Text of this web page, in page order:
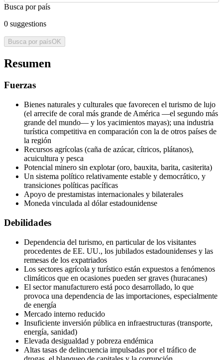
Busca por país
0 suggestions
Busca por paísOK
Resumen
Fuerzas
Bienes naturales y culturales que favorecen el turismo de lujo
(el arrecife de coral más grande de América —el segundo más
grande del mundo— y los yacimientos mayas); una industria
turística competitiva en comparación con la de otros países de
la región
Recursos agrícolas (caña de azúcar, cítricos, plátanos),
acuicultura y pesca
Potencial minero sin explotar (oro, bauxita, barita, casiterita)
Un sistema político relativamente estable y democrático, y
transiciones políticas pacíficas
Apoyo de prestamistas internacionales y bilaterales
Moneda vinculada al dólar estadounidense
Debilidades
Dependencia del turismo, en particular de los visitantes
procedentes de EE. UU., los jubilados estadounidenses y las
remesas de los expatriados
Los sectores agrícola y turístico están expuestos a fenómenos
climáticos que en ocasiones pueden ser graves (huracanes)
El sector manufacturero está poco desarrollado, lo que
provoca una dependencia de las importaciones, especialmente
de energía
Mercado interno reducido
Insuficiente inversión pública en infraestructuras (transporte,
energía, sanidad)
Elevada desigualdad y pobreza endémica
Altas tasas de delincuencia impulsadas por el tráfico de